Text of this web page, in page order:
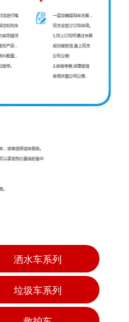
洒水车系列
垃圾车系列